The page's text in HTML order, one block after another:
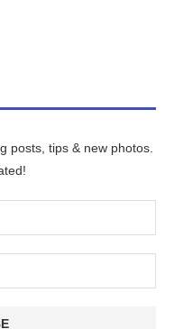
posts, tips & new photos.